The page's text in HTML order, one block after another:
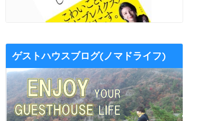
ゲストハウスブログ(ノマドライフ)